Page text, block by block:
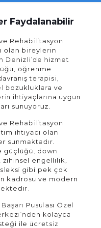
Faydalanabilir
Rehabilitasyon
olan bireylerin
Denizli’de hizmet
öğrenme
terapisi,
bozukluklara ve
ihtiyaçlarına uygun
sunuyoruz.
Rehabilitasyon
ihtiyacı olan
sunmaktadır.
güçlüğü, down
zihinsel engellilik,
gibi pek çok
kadrosu ve modern
Pusulası Özel
kolayca
ile ücretsiz